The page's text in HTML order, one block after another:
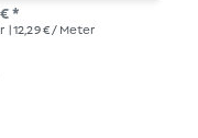
*
| 12,29 € / Meter